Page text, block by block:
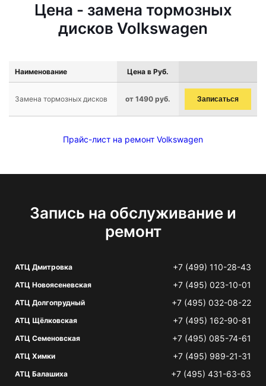
Цена - замена тормозных
дисков Volkswagen
Наименование Цена в Руб.
Замена тормозных дисков от 1490 руб. Записаться
Прайс-лист на ремонт Volkswagen
Запись на обслуживание и
ремонт
АТЦ Дмитровка +7 (499) 110-28-43
АТЦ Новоясеневская +7 (495) 023-10-01
АТЦ Долгопрудный +7 (495) 032-08-22
АТЦ Щёлковская +7 (495) 162-90-81
АТЦ Семеновская +7 (495) 085-74-61
АТЦ Химки +7 (495) 989-21-31
АТЦ Балашиха +7 (495) 431-63-63